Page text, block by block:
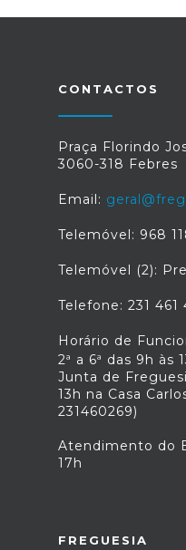
CONTACTOS
Praça Florindo
3060-318 Febres
Email:
Telemóvel: 968
Telemóvel (2):
Telefone: 231 461
Horário de
2ª a 6ª das 9h às
Junta de
13h na Casa
231460269)
Atendimento do
17h
FREGUESIA